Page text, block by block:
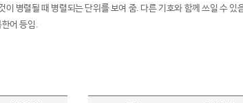
병렬될 때 병렬되는 단위를 보여 줌. 다른 기호와 함께 쓰일 수 있
어 등임.